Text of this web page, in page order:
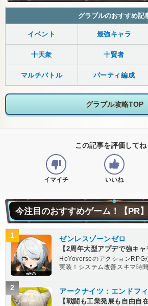
グラブルのおすすめ記
イベント 最強キャラ
十天衆 十賢者
マルチバトル パーティ編成
グラブル攻略TOP
この記事を評価してね
イマイチ いいね
今注目のおすすめゲーム！【PR】
1 ゼンレスゾーンゼロ
【2周年大型アプデで強キャ
HoYoverseのアクションRPG
実装！システム改善スキマ時
2 アークナイツ：エンドフ
【戦闘も工業発展も自由自在